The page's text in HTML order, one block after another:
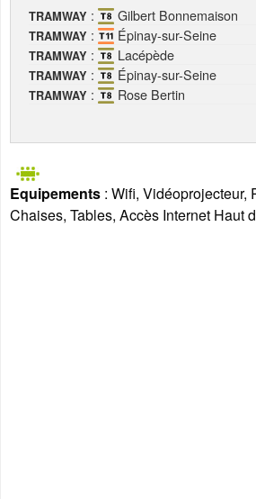
TRAMWAY : Gilbert Bonnemaison
TRAMWAY : Épinay-sur-Seine
TRAMWAY : Lacépède
TRAMWAY : Épinay-sur-Seine
TRAMWAY : Rose Bertin
Equipements : Wifi, Vidéoprojecteur,
Chaises, Tables, Accès Internet Haut